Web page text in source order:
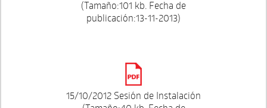
(Tamaño:101 kb. Fecha de
publicación:13-11-2013)
15/10/2012 Sesión de Instalación